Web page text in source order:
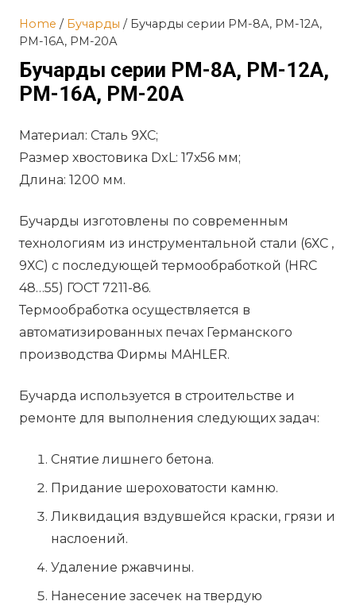
Home / Бучарды / Бучарды серии РМ-8А, РМ-12А,
РМ-16А, РМ-20А
Бучарды серии РМ-8А, РМ-12А,
РМ-16А, РМ-20А
Материал: Сталь 9ХС;
Размер хвостовика DxL: 17х56 мм;
Длина: 1200 мм.
Бучарды изготовлены по современным
технологиям из инструментальной стали (6ХС ,
9ХС) с последующей термообработкой (HRC
48…55) ГОСТ 7211-86.
Термообработка осуществляется в
автоматизированных печах Германского
производства Фирмы MAHLER.
Бучарда используется в строительстве и
ремонте для выполнения следующих задач:
Снятие лишнего бетона.
Придание шероховатости камню.
Ликвидация вздувшейся краски, грязи и
наслоений.
Удаление ржавчины.
Нанесение засечек на твердую